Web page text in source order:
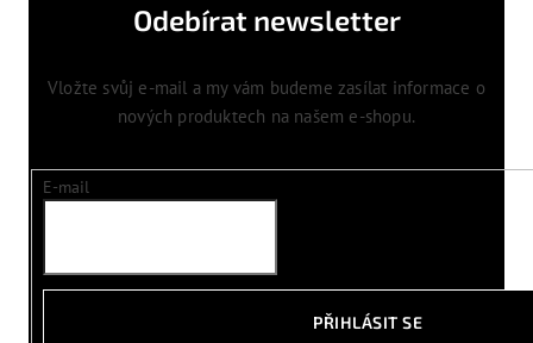
Odebírat newsletter
Vložte svůj e-mail a my vám budeme zasílat informace o
nových produktech na našem e-shopu.
E-mail
PŘIHLÁSIT SE